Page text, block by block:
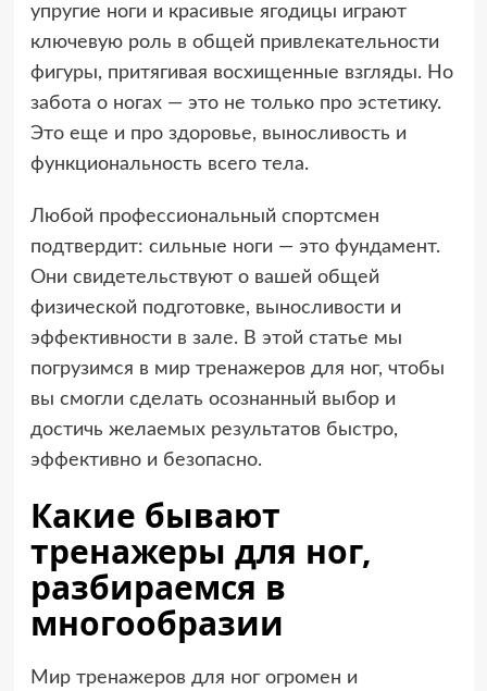
упругие ноги и красивые ягодицы играют
ключевую роль в общей привлекательности
фигуры, притягивая восхищенные взгляды. Но
забота о ногах — это не только про эстетику.
Это еще и про здоровье, выносливость и
функциональность всего тела.
Любой профессиональный спортсмен
подтвердит: сильные ноги — это фундамент.
Они свидетельствуют о вашей общей
физической подготовке, выносливости и
эффективности в зале. В этой статье мы
погрузимся в мир тренажеров для ног, чтобы
вы смогли сделать осознанный выбор и
достичь желаемых результатов быстро,
эффективно и безопасно.
Какие бывают
тренажеры для ног,
разбираемся в
многообразии
Мир тренажеров для ног огромен и